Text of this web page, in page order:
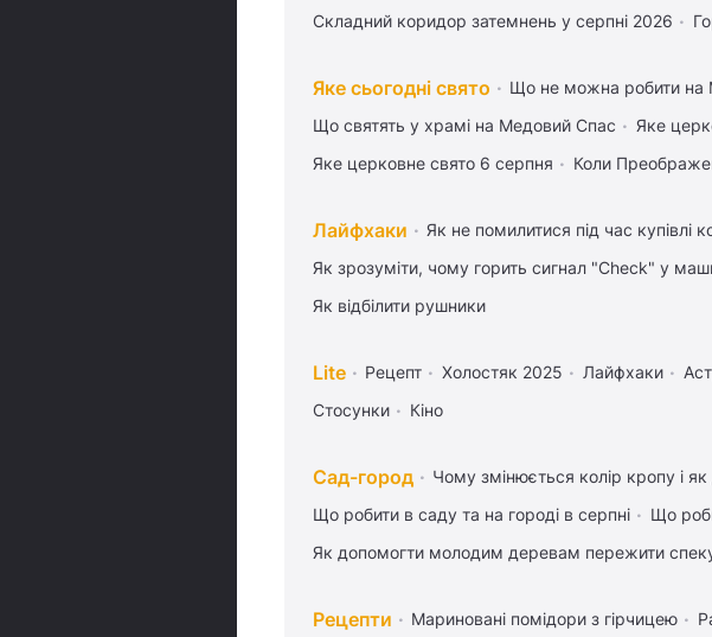
Складний коридор затемнень у серпні 2026
Яке сьогодні свято Що не можна робити на
Що святять у храмі на Медовий Спас
Яке
Яке церковне свято 6 серпня
Коли
Лайфхаки Як не помилитися під час купівлі
Як зрозуміти, чому горить сигнал "Check" у
Як відбілити рушники
Lite Рецепт Холостяк 2025 Лайфхаки
Стосунки
Кіно
Сад-город Чому змінюється колір кропу і
Що робити в саду та на городі в серпні
Що
Як допомогти молодим деревам пережити
Рецепти Мариновані помідори з гірчицею